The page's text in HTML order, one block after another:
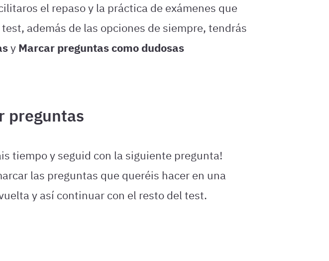
el repaso y la práctica de exámenes que
además de las opciones de siempre, tendrás
y Marcar preguntas como dudosas
preguntas
tiempo y seguid con la siguiente pregunta!
las preguntas que queréis hacer en una
y así continuar con el resto del test.